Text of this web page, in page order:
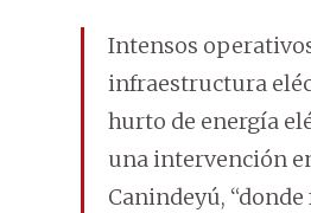
Intensos
infraestructura
hurto de energía
una intervención
Canindeyú,